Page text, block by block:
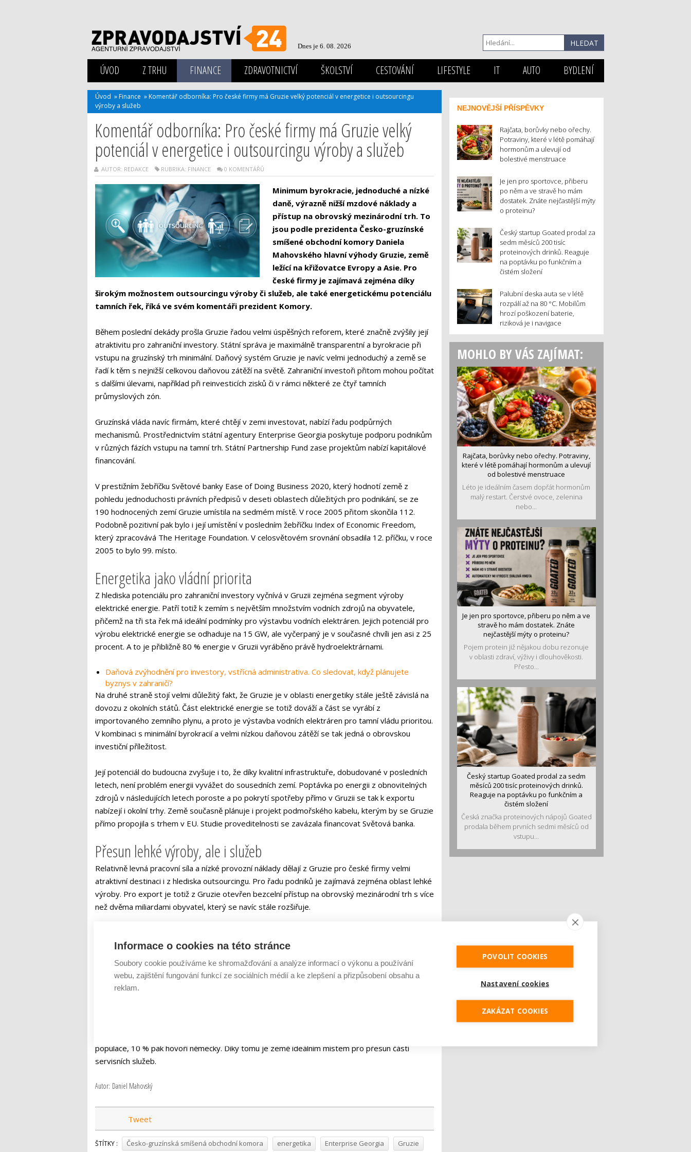
Dnes je 6. 08. 2026
ÚVOD Z TRHU FINANCE ZDRAVOTNICTVÍ ŠKOLSTVÍ CESTOVÁNÍ LIFESTYLE IT AUTO BYDLENÍ
Úvod » Finance » Komentář odborníka: Pro české firmy má Gruzie velký potenciál v energetice i outsourcingu
výroby a služeb
Komentář odborníka: Pro české firmy má Gruzie velký
potenciál v energetice i outsourcingu výroby a služeb
AUTOR: REDAKCE RUBRIKA: FINANCE 0 KOMENTÁŘŮ
Minimum byrokracie, jednoduché a nízké
daně, výrazně nižší mzdové náklady a
přístup na obrovský mezinárodní trh. To
jsou podle prezidenta Česko-gruzínské
smíšené obchodní komory Daniela
Mahovského hlavní výhody Gruzie, země
ležící na křižovatce Evropy a Asie. Pro
české firmy je zajímavá zejména díky
širokým možnostem outsourcingu výroby či služeb, ale také energetickému potenciálu
tamních řek, říká ve svém komentáři prezident Komory.
Během poslední dekády prošla Gruzie řadou velmi úspěšných reforem, které značně zvýšily její
atraktivitu pro zahraniční investory. Státní správa je maximálně transparentní a byrokracie při
vstupu na gruzínský trh minimální. Daňový systém Gruzie je navíc velmi jednoduchý a země se
řadí k těm s nejnižší celkovou daňovou zátěží na světě. Zahraniční investoři přitom mohou počítat
s dalšími úlevami, například při reinvesticích zisků či v rámci některé ze čtyř tamních
průmyslových zón.
Gruzínská vláda navíc firmám, které chtějí v zemi investovat, nabízí řadu podpůrných
mechanismů. Prostřednictvím státní agentury Enterprise Georgia poskytuje podporu podnikům
v různých fázích vstupu na tamní trh. Státní Partnership Fund zase projektům nabízí kapitálové
financování.
V prestižním žebříčku Světové banky Ease of Doing Business 2020, který hodnotí země z
pohledu jednoduchosti právních předpisů v deseti oblastech důležitých pro podnikání, se ze
190 hodnocených zemí Gruzie umístila na sedmém místě. V roce 2005 přitom skončila 112.
Podobně pozitivní pak bylo i její umístění v posledním žebříčku Index of Economic Freedom,
který zpracovává The Heritage Foundation. V celosvětovém srovnání obsadila 12. příčku, v roce
2005 to bylo 99. místo.
Energetika jako vládní priorita
Z hlediska potenciálu pro zahraniční investory vyčnívá v Gruzii zejména segment výroby
elektrické energie. Patří totiž k zemím s největším množstvím vodních zdrojů na obyvatele,
přičemž na tři sta řek má ideální podmínky pro výstavbu vodních elektráren. Jejich potenciál pro
výrobu elektrické energie se odhaduje na 15 GW, ale vyčerpaný je v současné chvíli jen asi z 25
procent. A to je přibližně 80 % energie v Gruzii vyráběno právě hydroelektrárnami.
Daňová zvýhodnění pro investory, vstřícná administrativa. Co sledovat, když plánujete
byznys v zahraničí?
Na druhé straně stojí velmi důležitý fakt, že Gruzie je v oblasti energetiky stále ještě závislá na
dovozu z okolních států. Část elektrické energie se totiž dováží a část se vyrábí z
importovaného zemního plynu, a proto je výstavba vodních elektráren pro tamní vládu prioritou.
V kombinaci s minimální byrokracií a velmi nízkou daňovou zátěží se tak jedná o obrovskou
investiční příležitost.
Její potenciál do budoucna zvyšuje i to, že díky kvalitní infrastruktuře, dobudované v posledních
letech, není problém energii vyvážet do sousedních zemí. Poptávka po energii z obnovitelných
zdrojů v následujících letech poroste a po pokrytí spotřeby přímo v Gruzii se tak k exportu
nabízejí i okolní trhy. Země současně plánuje i projekt podmořského kabelu, kterým by se Gruzie
přímo propojila s trhem v EU. Studie proveditelnosti se zavázala financovat Světová banka.
Přesun lehké výroby, ale i služeb
Relativně levná pracovní síla a nízké provozní náklady dělají z Gruzie pro české firmy velmi
atraktivní destinaci i z hlediska outsourcingu. Pro řadu podniků je zajímavá zejména oblast lehké
výroby. Pro export je totiž z Gruzie otevřen bezcelní přístup na obrovský mezinárodní trh s více
než dvěma miliardami obyvatel, který se navíc stále rozšiřuje.
hlediska pozemní dopravy je zde k dispozici zrekonstruovaná a rozšířená infrastruktura, která
vedle dálnic zahrnuje i mezinárodní železnici spojující Čínu a Turecko. Exportnímu potenciálu
nahrává také síť mezinárodních námořních přístavů a trojice mezinárodních letišť.
populace, 10 % pak hovoří německy. Díky tomu je země ideálním místem pro přesun části
servisních služeb.
Autor: Daniel Mahovský
Tweet
ŠTÍTKY : Česko-gruzínská smíšená obchodní komora energetika Enterprise Georgia Gruzie
NEJNOVĚJŠÍ PŘÍSPĚVKY
Rajčata, borůvky nebo ořechy.
Potraviny, které v létě pomáhají
hormonům a ulevují od
bolestivé menstruace
Je jen pro sportovce, přiberu
po něm a ve stravě ho mám
dostatek. Znáte nejčastější mýty
o proteinu?
Český startup Goated prodal za
sedm měsíců 200 tisíc
proteinových drinků. Reaguje
na poptávku po funkčním a
čistém složení
Palubní deska auta se v létě
rozpálí až na 80 °C. Mobilům
hrozí poškození baterie,
riziková je i navigace
MOHLO BY VÁS ZAJÍMAT:
Rajčata, borůvky nebo ořechy. Potraviny,
které v létě pomáhají hormonům a ulevují
od bolestivé menstruace
Léto je ideálním časem dopřát hormonům
malý restart. Čerstvé ovoce, zelenina
nebo...
Je jen pro sportovce, přiberu po něm a ve
stravě ho mám dostatek. Znáte
nejčastější mýty o proteinu?
Pojem protein již nějakou dobu rezonuje
v oblasti zdraví, výživy i dlouhověkosti.
Přesto...
Český startup Goated prodal za sedm
měsíců 200 tisíc proteinových drinků.
Reaguje na poptávku po funkčním a
čistém složení
Česká značka proteinových nápojů Goated
prodala během prvních sedmi měsíců od
vstupu...
Informace o cookies na této stránce
Soubory cookie používáme ke shromažďování a analýze informací o výkonu a používání
webu, zajištění fungování funkcí ze sociálních médií a ke zlepšení a přizpůsobení obsahu a
reklam.
POVOLIT COOKIES
Nastavení cookies
ZAKÁZAT COOKIES